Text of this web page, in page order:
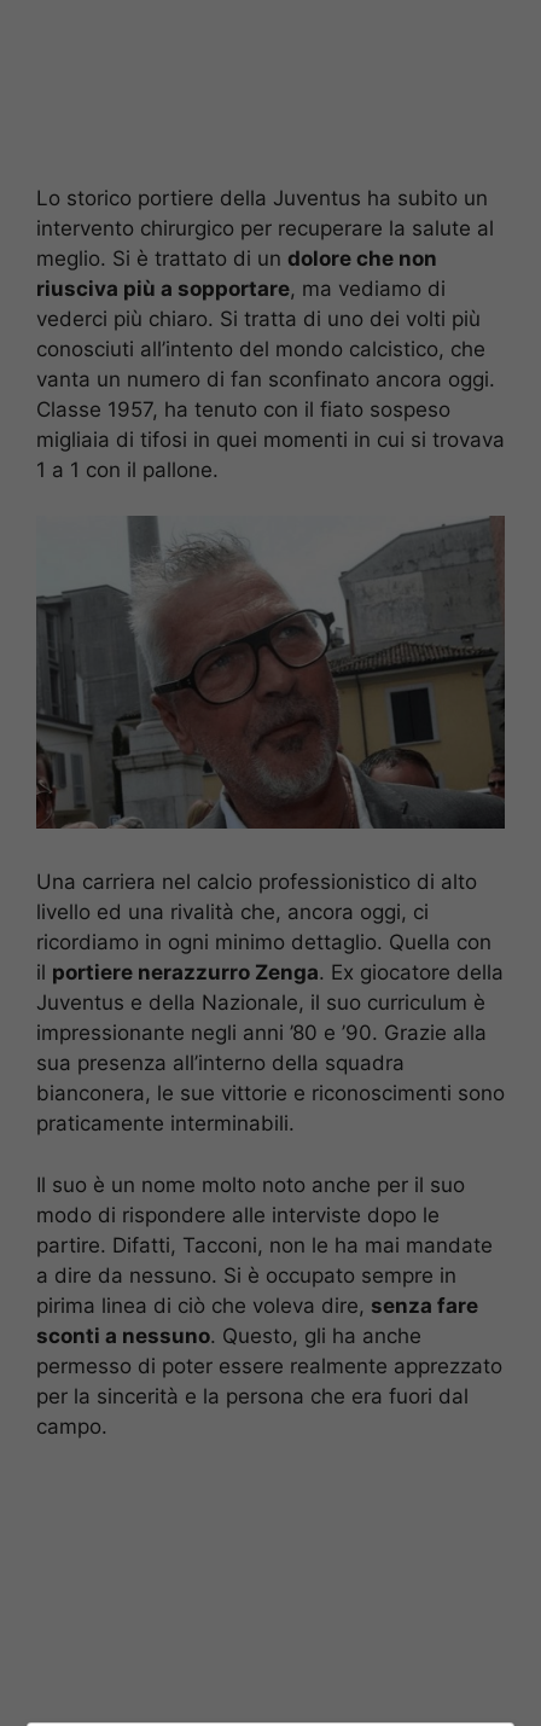
Lo storico portiere della Juventus ha subito un
intervento chirurgico per recuperare la salute al
meglio. Si è trattato di un dolore che non
riusciva più a sopportare, ma vediamo di
vederci più chiaro. Si tratta di uno dei volti più
conosciuti all’intento del mondo calcistico, che
vanta un numero di fan sconfinato ancora oggi.
Classe 1957, ha tenuto con il fiato sospeso
migliaia di tifosi in quei momenti in cui si trovava
1 a 1 con il pallone.
Una carriera nel calcio professionistico di alto
livello ed una rivalità che, ancora oggi, ci
ricordiamo in ogni minimo dettaglio. Quella con
il portiere nerazzurro Zenga. Ex giocatore della
Juventus e della Nazionale, il suo curriculum è
impressionante negli anni ’80 e ’90. Grazie alla
sua presenza all’interno della squadra
bianconera, le sue vittorie e riconoscimenti sono
praticamente interminabili.
Il suo è un nome molto noto anche per il suo
modo di rispondere alle interviste dopo le
partire. Difatti, Tacconi, non le ha mai mandate
a dire da nessuno. Si è occupato sempre in
pirima linea di ciò che voleva dire, senza fare
sconti a nessuno. Questo, gli ha anche
permesso di poter essere realmente apprezzato
per la sincerità e la persona che era fuori dal
campo.